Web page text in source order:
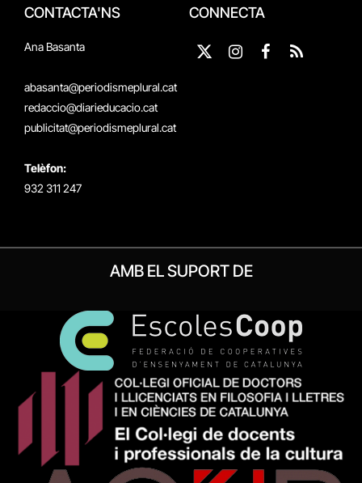
CONTACTA'NS
Ana Basanta
abasanta@periodismeplural.cat
redaccio@diarieducacio.cat
publicitat@periodismeplural.cat
Telèfon:
932 311 247
CONNECTA
X
Instagram
Facebook
RSS
AMB EL SUPORT DE